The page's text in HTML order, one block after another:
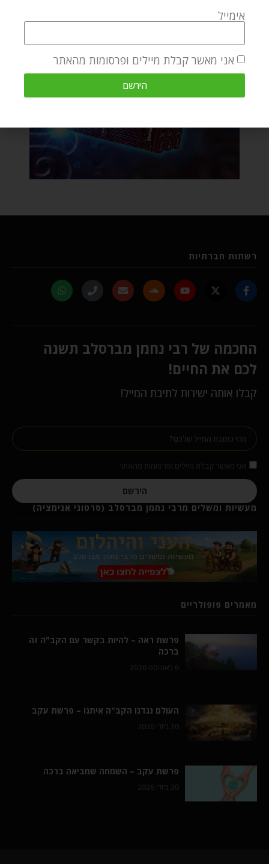
רשתות חברתיות
החכמה של רבי נחמן מברסלב תשנה
לכם את החיים!
קבלו אותה ישירות לתיבת המייל!
הירשם
מעשיות ומשלים מרבי נחמן מברסלב (סרטוני אנימציה)
מאמרים פופולריים
פרשת ראה – להיות בקשר עם הקב"ה זה
ברכה
6 באוגוסט 2026
העולם נגדנו הקב"ה איתנו – פרשת עקב
30 ביולי 2026
פרשת עקב – השמחה שמביאה ברכה
30 ביולי 2026
אימייל
אני מאשר קבלת מיילים ופרסומות מהאתר
הירשם